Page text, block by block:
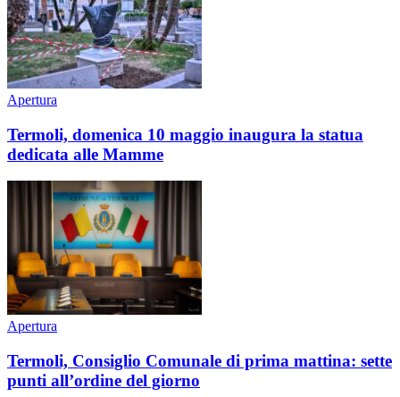
Apertura
Termoli, domenica 10 maggio inaugura la statua
dedicata alle Mamme
Apertura
Termoli, Consiglio Comunale di prima mattina: sette
punti all’ordine del giorno